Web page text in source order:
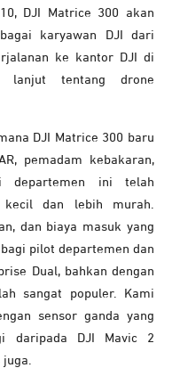
DJI Matrice 300 akan
karyawan DJI dari
ke kantor DJI di
lanjut tentang drone
DJI Matrice 300 baru
pemadam kebakaran,
departemen ini telah
kecil dan lebih murah.
dan biaya masuk yang
pilot departemen dan
Dual, bahkan dengan
sangat populer. Kami
sensor ganda yang
daripada DJI Mavic 2